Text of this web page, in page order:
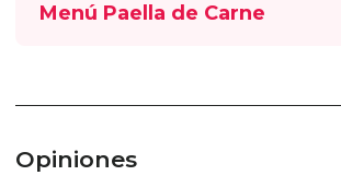
Menú Paella de Carne
Opiniones